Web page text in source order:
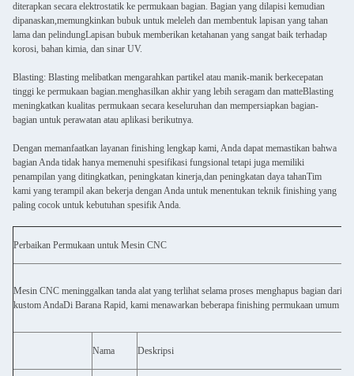
diterapkan secara elektrostatik ke permukaan bagian. Bagian yang dilapisi kemudian
dipanaskan,memungkinkan bubuk untuk meleleh dan membentuk lapisan yang tahan
lama dan pelindungLapisan bubuk memberikan ketahanan yang sangat baik terhadap
korosi, bahan kimia, dan sinar UV.
Blasting: Blasting melibatkan mengarahkan partikel atau manik-manik berkecepatan
tinggi ke permukaan bagian.menghasilkan akhir yang lebih seragam dan matteBlasting
meningkatkan kualitas permukaan secara keseluruhan dan mempersiapkan bagian-
bagian untuk perawatan atau aplikasi berikutnya.
Dengan memanfaatkan layanan finishing lengkap kami, Anda dapat memastikan bahwa
bagian Anda tidak hanya memenuhi spesifikasi fungsional tetapi juga memiliki
penampilan yang ditingkatkan, peningkatan kinerja,dan peningkatan daya tahanTim
kami yang terampil akan bekerja dengan Anda untuk menentukan teknik finishing yang
paling cocok untuk kebutuhan spesifik Anda.
Perbaikan Permukaan untuk Mesin CNC
Mesin CNC meninggalkan tanda alat yang terlihat selama proses menghapus bagian
kustom AndaDi Barana Rapid, kami menawarkan beberapa finishing permukaan umum
Nama Deskripsi